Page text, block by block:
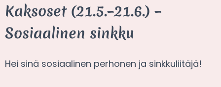
Kaksoset (21.5.–21.6.) –
Sosiaalinen sinkku
Hei sinä sosiaalinen perhonen ja sinkkuliitäjä!